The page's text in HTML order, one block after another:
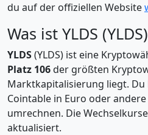
du auf der offiziellen Website
Was ist YLDS
YLDS(YLDS) ist eine
Platz 106der größten
Marktkapitalisierung liegt. Du
Cointable in Euro oder
umrechnen. Die
aktualisiert.